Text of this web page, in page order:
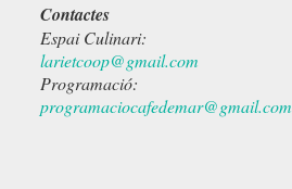
Contactes
Espai Culinari:
larietcoop@gmail.com
Programació:
programaciocafedemar@gmail.com